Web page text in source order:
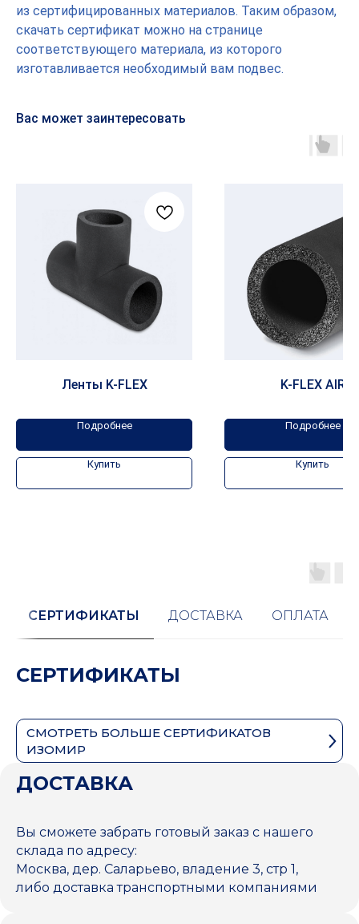
из сертифицированных материалов. Таким образом,
скачать сертификат можно на странице
соответствующего материала, из которого
изготавливается необходимый вам подвес.
Вас может заинтересовать
Ленты K-FLEX
Подробнее
Купить
K-FLEX AIR
Подробнее
Купить
СЕРТИФИКАТЫ ДОСТАВКА ОПЛАТА
СЕРТИФИКАТЫ
СМОТРЕТЬ БОЛЬШЕ СЕРТИФИКАТОВ
ИЗОМИР
ДОСТАВКА
Вы сможете забрать готовый заказ с нашего
склада по адресу:
Москва, дер. Саларьево, владение 3, стр 1,
либо доставка транспортными компаниями